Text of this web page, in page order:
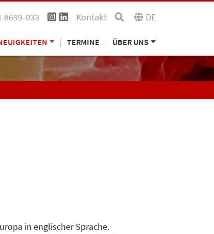
8699-033 Kontakt DE
TERMINE ÜBER UNS
in englischer Sprache.